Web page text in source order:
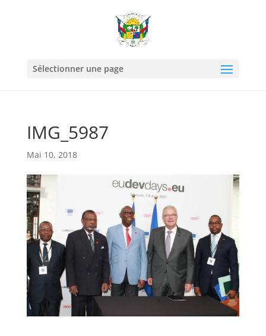
Sélectionner une page
IMG_5987
Mai 10, 2018